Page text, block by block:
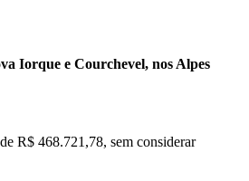
Iorque e Courchevel, nos Alpes
R$ 468.721,78, sem considerar